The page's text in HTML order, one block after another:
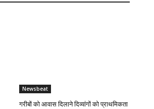
Newsbeat
गरीबों को आवास दिलाने दिव्यांगों को प्राथमिकता